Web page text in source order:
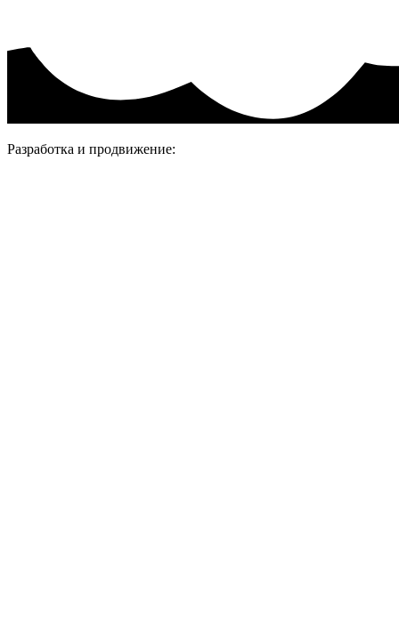
Разработка и продвижение: